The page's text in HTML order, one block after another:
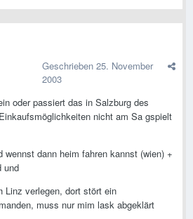
Geschrieben 25. November
2003
oder passiert das in Salzburg des
nicht am Sa gspielt
dann heim fahren kannst (wien) +
und
Linz verlegen, dort stört ein
muss nur mim lask abgeklärt